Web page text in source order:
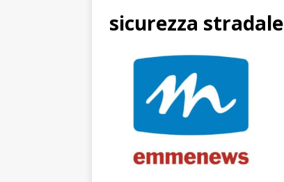
sicurezza stradale